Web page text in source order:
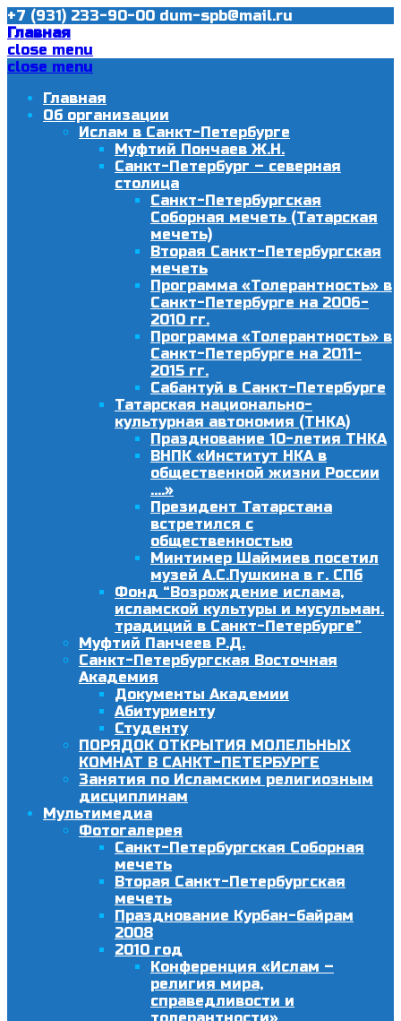
+7 (931) 233-90-00 dum-spb@mail.ru
Главная
close menu
close menu
Главная
Об организации
Ислам в Санкт-Петербурге
Муфтий Пончаев Ж.Н.
Санкт-Петербург – северная
столица
Санкт-Петербургская
Соборная мечеть (Татарская
мечеть)
Вторая Санкт-Петербургская
мечеть
Программа «Толерантность» в
Санкт-Петербурге на 2006-
2010 гг.
Программа «Толерантность» в
Санкт-Петербурге на 2011-
2015 гг.
Сабантуй в Санкт-Петербурге
Татарская национально-
культурная автономия (ТНКА)
Празднование 10-летия ТНКА
ВНПК «Институт НКА в
общественной жизни России
….»
Президент Татарстана
встретился с
общественностью
Минтимер Шаймиев посетил
музей А.С.Пушкина в г. СПб
Фонд “Возрождение ислама,
исламской культуры и мусульман.
традиций в Санкт-Петербурге”
Муфтий Панчеев Р.Д.
Санкт-Петербургская Восточная
Академия
Документы Академии
Абитуриенту
Студенту
ПОРЯДОК ОТКРЫТИЯ МОЛЕЛЬНЫХ
КОМНАТ В САНКТ-ПЕТЕРБУРГЕ
Занятия по Исламским религиозным
дисциплинам
Мультимедиа
Фотогалерея
Санкт-Петербургская Соборная
мечеть
Вторая Санкт-Петербургская
мечеть
Празднование Курбан-байрам
2008
2010 год
Конференция «Ислам –
религия мира,
справедливости и